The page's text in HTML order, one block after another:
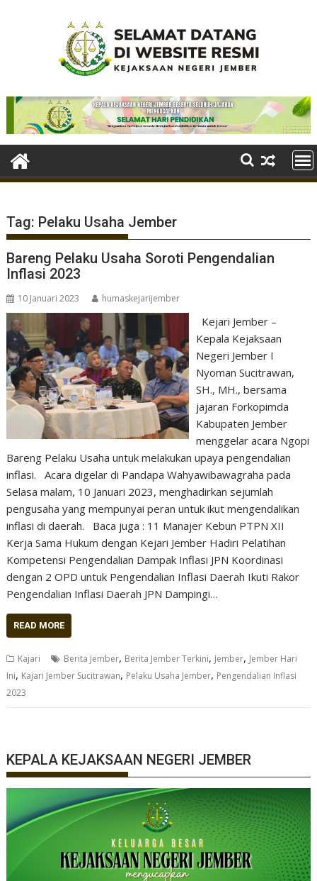
Tag: Pelaku Usaha Jember
Bareng Pelaku Usaha Soroti Pengendalian
Inflasi 2023
10 Januari 2023 humaskejarijember
Kejari Jember –
Kepala Kejaksaan
Negeri Jember I
Nyoman Sucitrawan,
SH., MH., bersama
jajaran Forkopimda
Kabupaten Jember
menggelar acara Ngopi
Bareng Pelaku Usaha untuk melakukan upaya pengendalian
inflasi. Acara digelar di Pandapa Wahyawibawagraha pada
Selasa malam, 10 Januari 2023, menghadirkan sejumlah
pengusaha yang mempunyai peran untuk ikut mengendalikan
inflasi di daerah. Baca juga : 11 Manajer Kebun PTPN XII
Kerja Sama Hukum dengan Kejari Jember Hadiri Pelatihan
Kompetensi Pengendalian Dampak Inflasi JPN Koordinasi
dengan 2 OPD untuk Pengendalian Inflasi Daerah Ikuti Rakor
Pengendalian Inflasi Daerah JPN Dampingi…
READ MORE
Kajari Berita Jember, Berita Jember Terkini, Jember, Jember Hari
Ini, Kajari Jember Sucitrawan, Pelaku Usaha Jember, Pengendalian Inflasi
2023
KEPALA KEJAKSAAN NEGERI JEMBER